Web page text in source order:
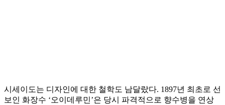
시세이도는 디자인에 대한 철학도 남달랐다. 1897년 최초로 선
보인 화장수 ‘오이데루민’은 당시 파격적으로 향수병을 연상